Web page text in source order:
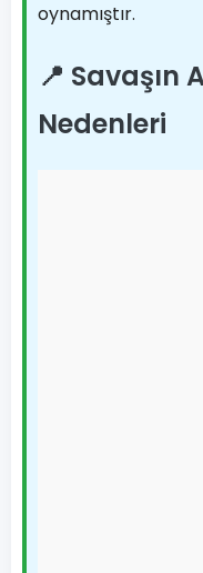
oynamıştır.
📍 Savaşın
Nedenleri